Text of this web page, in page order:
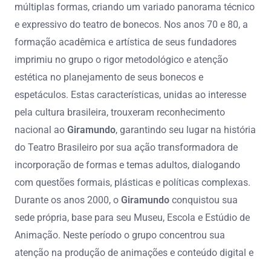
múltiplas formas, criando um variado panorama técnico
e expressivo do teatro de bonecos. Nos anos 70 e 80, a
formação acadêmica e artística de seus fundadores
imprimiu no grupo o rigor metodológico e atenção
estética no planejamento de seus bonecos e
espetáculos. Estas características, unidas ao interesse
pela cultura brasileira, trouxeram reconhecimento
nacional ao Giramundo, garantindo seu lugar na história
do Teatro Brasileiro por sua ação transformadora de
incorporação de formas e temas adultos, dialogando
com questões formais, plásticas e políticas complexas.
Durante os anos 2000, o Giramundo conquistou sua
sede própria, base para seu Museu, Escola e Estúdio de
Animação. Neste período o grupo concentrou sua
atenção na produção de animações e conteúdo digital e